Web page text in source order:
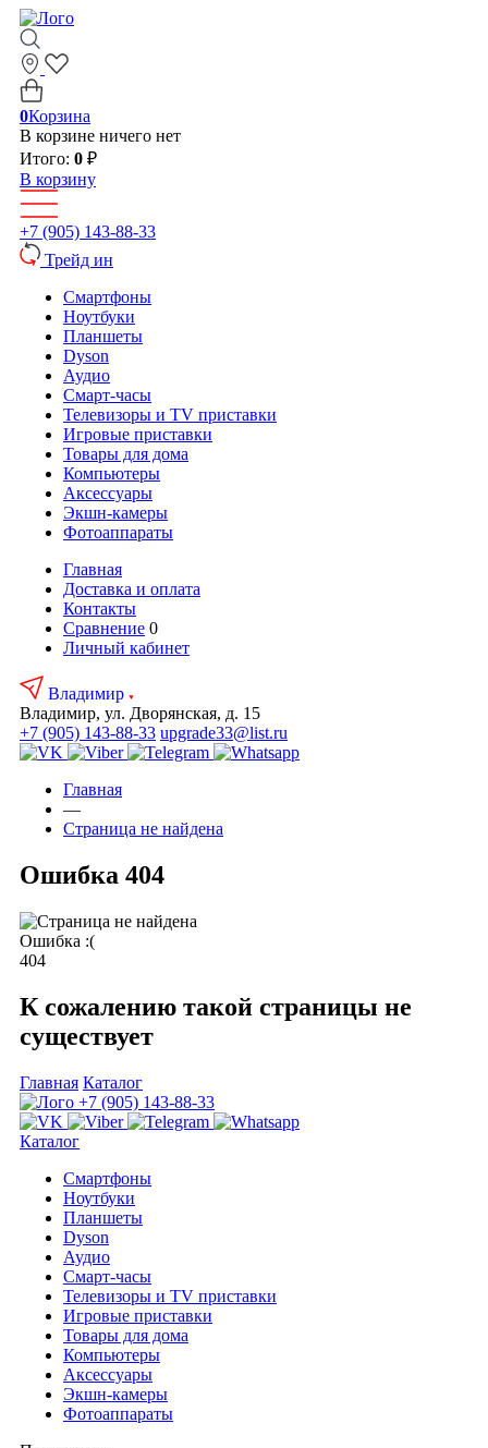
0Корзина
В корзине ничего нет
Итого: 0 ₽
В корзину
+7 (905) 143-88-33
Трейд ин
Смартфоны
Ноутбуки
Планшеты
Dyson
Аудио
Смарт-часы
Телевизоры и TV приставки
Игровые приставки
Товары для дома
Компьютеры
Аксесcуары
Экшн-камеры
Фотоаппараты
Главная
Доставка и оплата
Контакты
Сравнение 0
Личный кабинет
Владимир
Владимир, ул. Дворянская, д. 15
+7 (905) 143-88-33 upgrade33@list.ru
Главная
—
Страница не найдена
Ошибка 404
Ошибка :(
404
К сожалению такой страницы не
существует
Главная Каталог
+7 (905) 143-88-33
Каталог
Смартфоны
Ноутбуки
Планшеты
Dyson
Аудио
Смарт-часы
Телевизоры и TV приставки
Игровые приставки
Товары для дома
Компьютеры
Аксесcуары
Экшн-камеры
Фотоаппараты